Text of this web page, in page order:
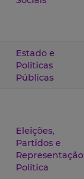
Estado e
Políticas
Públicas
Eleições,
Partidos e
Representação
Política